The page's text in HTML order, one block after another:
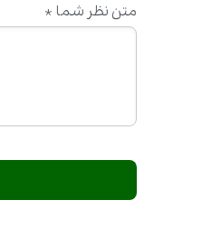
متن نظر شما *